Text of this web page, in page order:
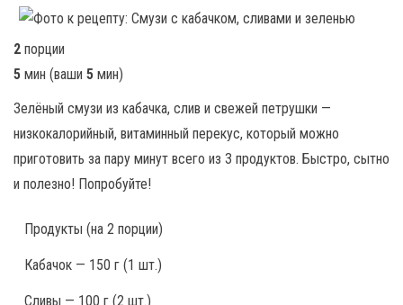
2 порции
5 мин (ваши 5 мин)
Зелёный смузи из кабачка, слив и свежей петрушки —
низкокалорийный, витаминный перекус, который можно
приготовить за пару минут всего из 3 продуктов. Быстро, сытно
и полезно! Попробуйте!
Продукты (на 2 порции)
Кабачок — 150 г (1 шт.)
Сливы — 100 г (2 шт.)